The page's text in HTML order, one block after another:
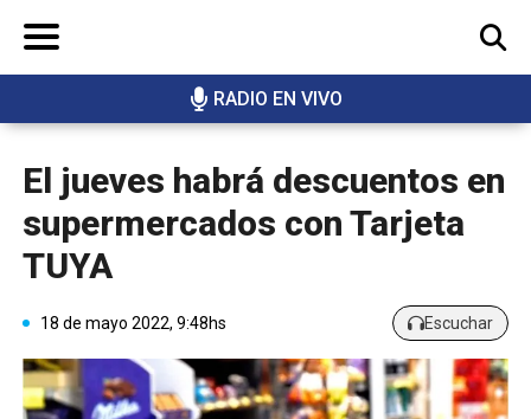
RADIO EN VIVO
BUSCAR
El jueves habrá descuentos en
supermercados con Tarjeta
TUYA
18 de mayo 2022, 9:48hs Escuchar